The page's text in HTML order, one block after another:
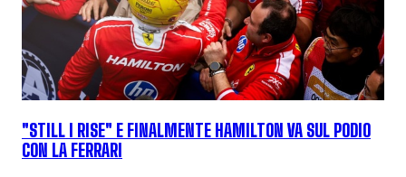
"STILL I RISE" E FINALMENTE HAMILTON VA SUL PODIO
CON LA FERRARI